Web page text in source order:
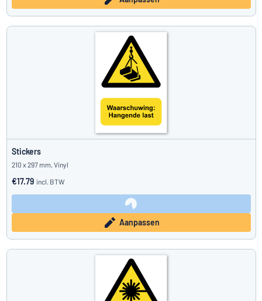
Stickers
210 x 297 mm, Vinyl
€17.79 incl. BTW
Aanpassen